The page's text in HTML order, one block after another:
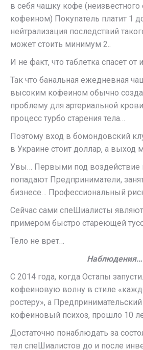
в себя чашку кофе (неизвестного
кофеином) Покупатель платит 1
нейтрализация последствий
может стоить минимум 2..
И не факт, что таблетка спасет от
Так что банальная ежедневная
высоким кофеином обычно
проблему для артериальной
процесс турбо старения тела…
Поэтому вход в бомондовский
в Украине стоит доллар, а выход
Увы… Первыми под воздействие
попадают Предприниматели,
бизнесе… Профессиональный
Сейчас сами спеШиалисты
примером быстро стареющей
Тело не врет…
Наблюдения…
С 2014 года, когда Остапы
кофеиновую волну в стиле
ростеру», а
кофеиновый психоз, прошло 10
Достаточно понаблюдать за
тел спеШиалистов до и после